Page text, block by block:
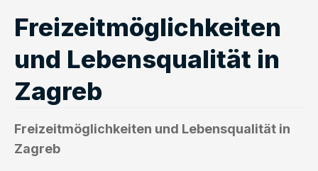
Freizeitmöglichkeiten
und Lebensqualität in
Zagreb
Freizeitmöglichkeiten und Lebensqualität in
Zagreb